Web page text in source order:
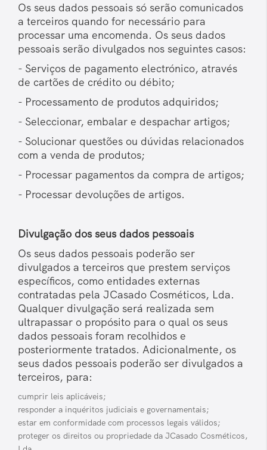
Os seus dados pessoais só serão comunicados
a terceiros quando for necessário para
processar uma encomenda. Os seus dados
pessoais serão divulgados nos seguintes casos:
- Serviços de pagamento electrónico, através
de cartões de crédito ou débito;
- Processamento de produtos adquiridos;
- Seleccionar, embalar e despachar artigos;
- Solucionar questões ou dúvidas relacionados
com a venda de produtos;
- Processar pagamentos da compra de artigos;
- Processar devoluções de artigos.
Divulgação dos seus dados pessoais
Os seus dados pessoais poderão ser
divulgados a terceiros que prestem serviços
específicos, como entidades externas
contratadas pela JCasado Cosméticos, Lda.
Qualquer divulgação será realizada sem
ultrapassar o propósito para o qual os seus
dados pessoais foram recolhidos e
posteriormente tratados. Adicionalmente, os
seus dados pessoais poderão ser divulgados a
terceiros, para:
cumprir leis aplicáveis;
responder a inquéritos judiciais e governamentais;
estar em conformidade com processos legais válidos;
proteger os direitos ou propriedade da JCasado Cosméticos,